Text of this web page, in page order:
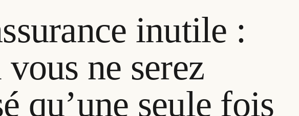
inutile :
ne serez
qu’une seule fois